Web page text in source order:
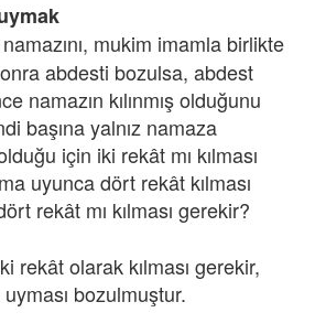
mukim imamla birlikte
abdesti bozulsa, abdest
namazın kılınmış olduğunu
başına yalnız namaza
için iki rekât mı kılması
uyunca dört rekât kılması
rekât mı kılması gerekir?
rekât olarak kılması gerekir,
bozulmuştur.